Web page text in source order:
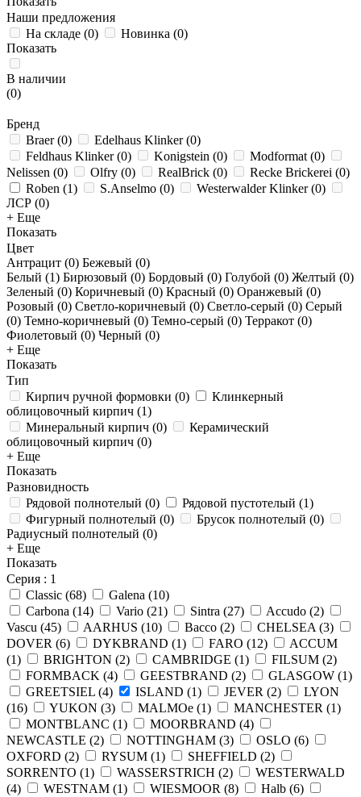
Наши предложения
На складе (0) Новинка (0)
Показать
В наличии
(0)
Бренд
Braer(0) Edelhaus Klinker(0)
Feldhaus Klinker(0) Konigstein (0) Modformat (0)
Nelissen (0) Olfry (0) RealBrick (0) Recke Brickerei (0)
Roben (1) S.Anselmo (0) Westerwalder Klinker(0)
ЛСР (0)
+ Еще
Показать
Цвет
Антрацит (0) Бежевый (0)
Белый (1) Бирюзовый (0) Бордовый (0) Голубой (0) Желтый (0)
Зеленый (0) Коричневый (0) Красный (0) Оранжевый (0)
Розовый (0) Светло-коричневый (0) Светло-серый (0) Серый
(0) Темно-коричневый (0) Темно-серый (0) Терракот (0)
Фиолетовый (0) Черный (0)
+ Еще
Показать
Тип
Кирпич ручной формовки (0)
Клинкерный
облицовочный кирпич (1)
Минеральный кирпич (0)
Керамический
облицовочный кирпич (0)
+ Еще
Показать
Разновидность
Рядовой полнотелый (0) Рядовой пустотелый (1)
Фигурный полнотелый (0) Брусок полнотелый (0)
Радиусный полнотелый (0)
+ Еще
Показать
Серия : 1
Classic (68) Galena (10)
Carbona (14) Vario (21) Sintra (27) Accudo (2)
Vascu (45) AARHUS (10) Bacco (2) CHELSEA (3)
DOVER (6) DYKBRAND (1) FARO (12)
ACCUM
(1) BRIGHTON (2) CAMBRIDGE (1) FILSUM (2)
FORMBACK (4) GEESTBRAND (2) GLASGOW (1)
GREETSIEL (4) ISLAND (1) JEVER (2)
LYON
(16) YUKON (3) MALMOe (1) MANCHESTER (1)
MONTBLANC (1) MOORBRAND (4)
NEWCASTLE (2) NOTTINGHAM (3) OSLO (6)
OXFORD (2) RYSUM (1) SHEFFIELD (2)
SORRENTO (1) WASSERSTRICH (2)
WESTERWALD
(4) WESTNAM (1) WIESMOOR (8) Halb (6)